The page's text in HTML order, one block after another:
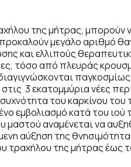
της μήτρας,
μεγάλο αριθμό
και ελλιπούς
τόσο από πλευράς
3 εκατομμύρια νέες
του καρκίνου του
εμβολιασμό κατά του
αναμένεται να
αύξηση της
τραχήλου της μήτρας έως